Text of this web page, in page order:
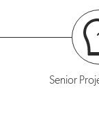
Senior